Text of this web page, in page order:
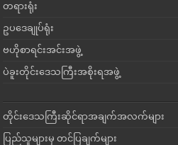
တရားရုံး
ဥပဒေချုပ်ရုံး
ဗဟိုစာရင်းအင်းအဖွဲ့
ပဲခူးတိုင်းဒေသကြီးအစိုးရအဖွဲ့
တိုင်းဒေသကြီးဆိုင်ရာအချက်အလက်များ
ပြည်သူများမှ တင်ပြချက်များ